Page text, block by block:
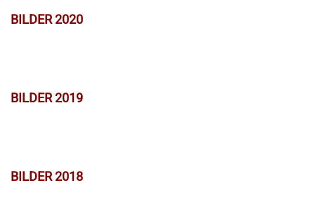
BILDER 2020
BILDER 2019
BILDER 2018